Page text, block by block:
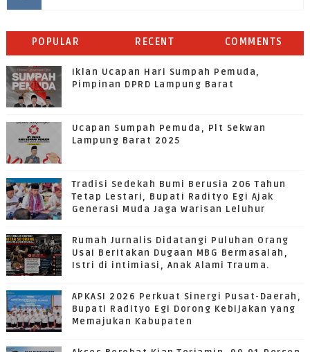
POPULAR RECENT COMMENTS
Iklan Ucapan Hari Sumpah Pemuda,
Pimpinan DPRD Lampung Barat
Ucapan Sumpah Pemuda, Plt Sekwan
Lampung Barat 2025
Tradisi Sedekah Bumi Berusia 206 Tahun
Tetap Lestari, Bupati Radityo Egi Ajak
Generasi Muda Jaga Warisan Leluhur
Rumah Jurnalis Didatangi Puluhan Orang
Usai Beritakan Dugaan MBG Bermasalah,
Istri di intimiasi, Anak Alami Trauma.
APKASI 2026 Perkuat Sinergi Pusat-Daerah,
Bupati Radityo Egi Dorong Kebijakan yang
Memajukan Kabupaten